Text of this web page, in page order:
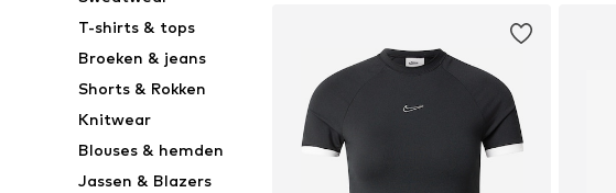
T-shirts & tops
Broeken & jeans
Shorts & Rokken
Knitwear
Blouses & hemden
Jassen & Blazers